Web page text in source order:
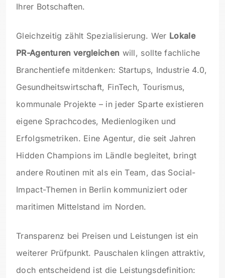
Ihrer Botschaften.
Gleichzeitig zählt Spezialisierung. Wer Lokale
PR-Agenturen vergleichen will, sollte fachliche
Branchentiefe mitdenken: Startups, Industrie 4.0,
Gesundheitswirtschaft, FinTech, Tourismus,
kommunale Projekte – in jeder Sparte existieren
eigene Sprachcodes, Medienlogiken und
Erfolgsmetriken. Eine Agentur, die seit Jahren
Hidden Champions im Ländle begleitet, bringt
andere Routinen mit als ein Team, das Social-
Impact-Themen in Berlin kommuniziert oder
maritimen Mittelstand im Norden.
Transparenz bei Preisen und Leistungen ist ein
weiterer Prüfpunkt. Pauschalen klingen attraktiv,
doch entscheidend ist die Leistungsdefinition: